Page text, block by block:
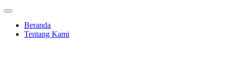
Beranda
Tentang Kami